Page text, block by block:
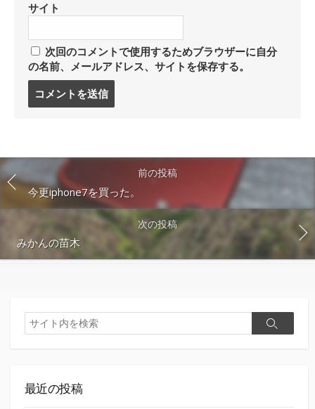
サイト
次回のコメントで使用するためブラウザーに自分
の名前、メールアドレス、サイトを保存する。
る
前の投稿
今更iphone7を買った。
次の投稿
みかんの苗木
検
索
検
最近の投稿